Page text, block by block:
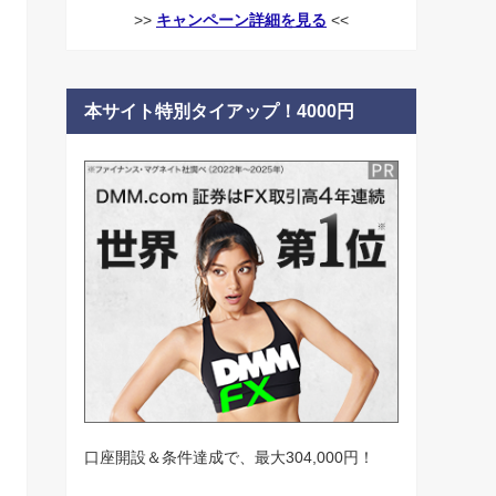
>> キャンペーン詳細を見る <<
本サイト特別タイアップ！4000円
口座開設＆条件達成で、最大304,000円！